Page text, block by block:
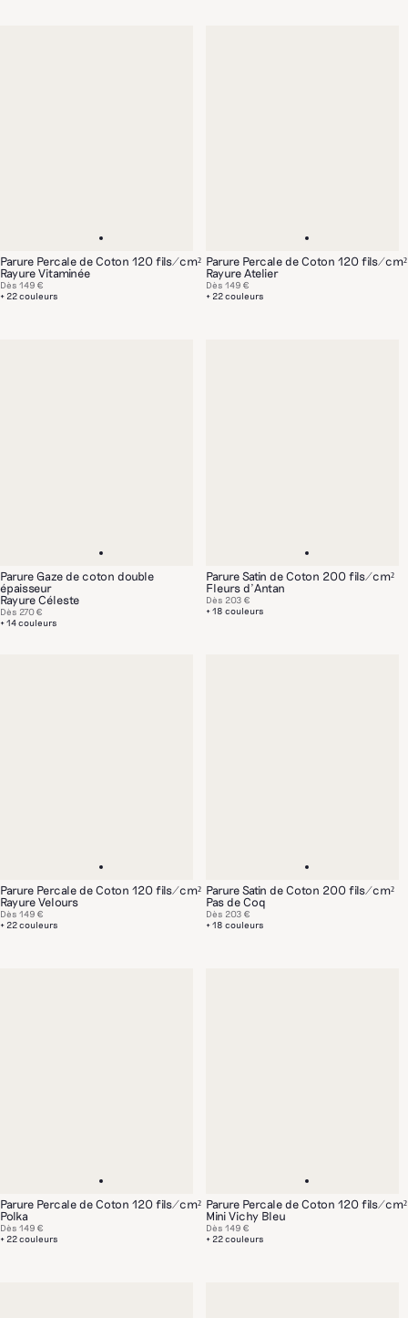
Parure Percale de Coton 120 fils/cm²
Rayure Vitaminée
+ 22 couleurs
Dès 149 €
Parure Percale de Coton 120 fils/cm²
Rayure Atelier
+ 22 couleurs
Dès 149 €
Parure Gaze de coton double
épaisseur
Rayure Céleste
+ 14 couleurs
Dès 270 €
Parure Satin de Coton 200 fils/cm²
Fleurs d'Antan
+ 18 couleurs
Dès 203 €
Parure Percale de Coton 120 fils/cm²
Rayure Velours
+ 22 couleurs
Dès 149 €
Parure Satin de Coton 200 fils/cm²
Pas de Coq
+ 18 couleurs
Dès 203 €
Parure Percale de Coton 120 fils/cm²
Polka
+ 22 couleurs
Dès 149 €
Parure Percale de Coton 120 fils/cm²
Mini Vichy Bleu
+ 22 couleurs
Dès 149 €